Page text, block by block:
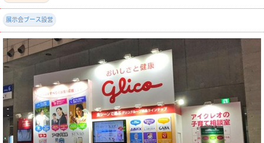
展示会ブース設営